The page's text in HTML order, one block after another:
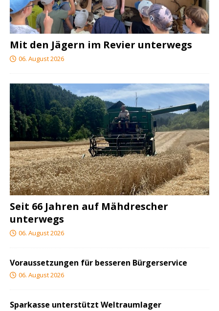
Mit den Jägern im Revier unterwegs
06. August 2026
Seit 66 Jahren auf Mähdrescher
unterwegs
06. August 2026
Voraussetzungen für besseren Bürgerservice
06. August 2026
Sparkasse unterstützt Weltraumlager